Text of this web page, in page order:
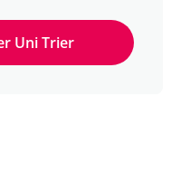
Uni Trier